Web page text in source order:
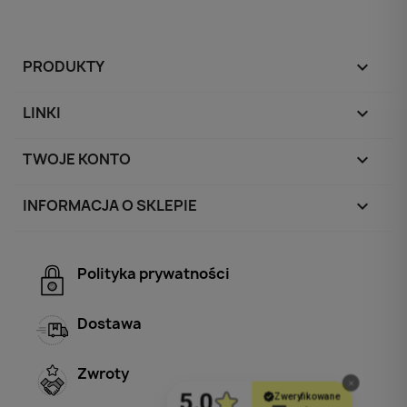
PRODUKTY 
LINKI 
TWOJE KONTO 
INFORMACJA O SKLEPIE keyboard_arrow_down
Polityka prywatności
Dostawa
Zwroty